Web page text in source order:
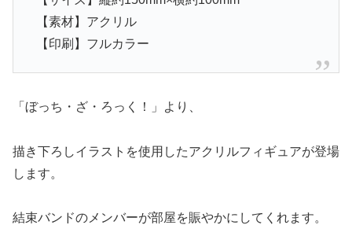
【素材】アクリル
【印刷】フルカラー
「ぼっち・ざ・ろっく！」より、
描き下ろしイラストを使用したアクリルフィギュアが登場
します。
結束バンドのメンバーが部屋を賑やかにしてくれます。